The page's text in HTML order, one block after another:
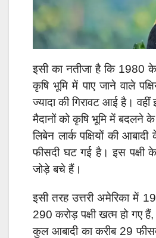
इसी का नतीजा है कि 1980 के
कृषि भूमि में पाए जाने वाले
ज्यादा की गिरावट आई है। वहीं
मैदानों को कृषि भूमि में बदलने
लिबेन लार्क पक्षियों की
फीसदी घट गई है। इस
जोड़े बचे हैं।
इसी तरह उत्तरी अमेरिका में
290 करोड़ पक्षी खत्म हो गए हैं,
कुल आबादी का करीब 29